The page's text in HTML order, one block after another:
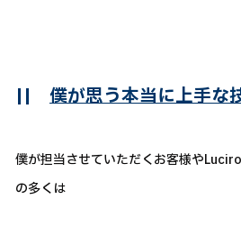
|| 僕が思う本当に上手な
僕が担当させていただくお客様や
の多くは